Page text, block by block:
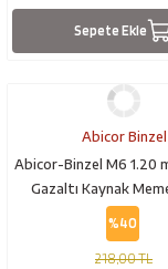
Sepete Ekle
Abicor Binzel
Abicor-Binzel M6 1.20
Gazaltı Kaynak
%40
218,00 TL